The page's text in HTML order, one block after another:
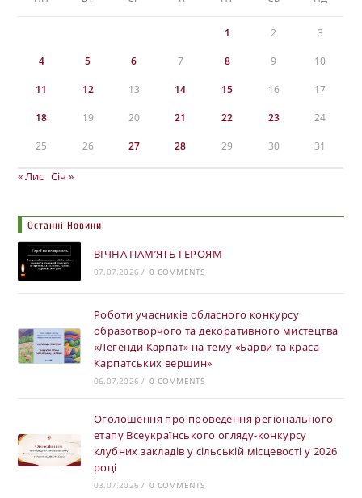
1 2 3
4 5 6 7 8 9 10
11 12 13 14 15 16 17
18 19 20 21 22 23 24
25 26 27 28 29 30 31
« Лис Січ »
Останні Новини
ВІЧНА ПАМ’ЯТЬ ГЕРОЯМ
07.07.2026 / 0 COMMENTS
Роботи учасників обласного конкурсу
образотворчого та декоративного мистецтва
«Легенди Карпат» на тему «Барви та краса
Карпатських вершин»
06.07.2026 / 0 COMMENTS
Оголошення про проведення регіонального
етапу Всеукраїнського огляду-конкурсу
клубних закладів у сільській місцевості у 2026
році
03.07.2026 / 0 COMMENTS